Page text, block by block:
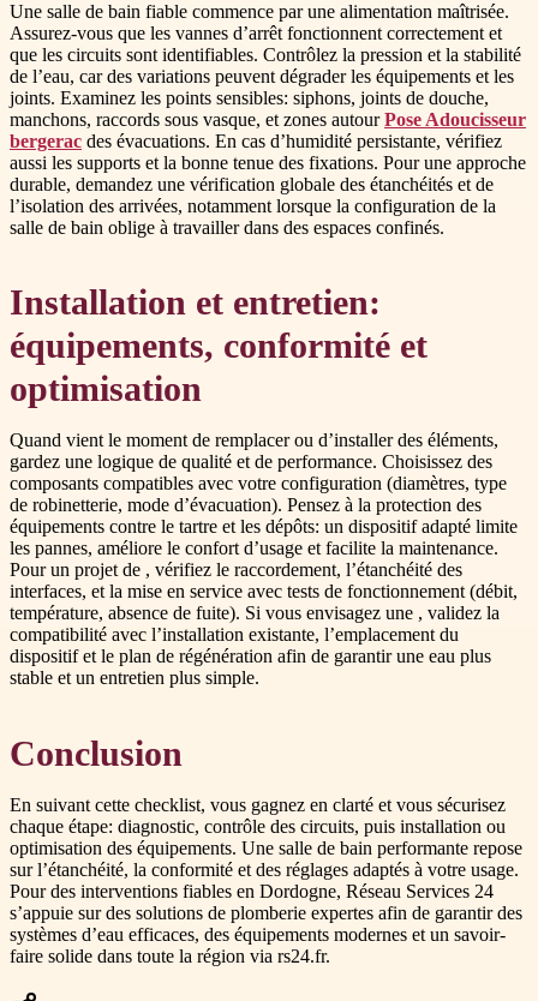
Une salle de bain fiable commence par une alimentation maîtrisée.
Assurez-vous que les vannes d’arrêt fonctionnent correctement et
que les circuits sont identifiables. Contrôlez la pression et la stabilité
de l’eau, car des variations peuvent dégrader les équipements et les
joints. Examinez les points sensibles: siphons, joints de douche,
manchons, raccords sous vasque, et zones autourPose Adoucisseur
bergerac des évacuations. En cas d’humidité persistante, vérifiez
aussi les supports et la bonne tenue des fixations. Pour une approche
durable, demandez une vérification globale des étanchéités et de
l’isolation des arrivées, notamment lorsque la configuration de la
salle de bain oblige à travailler dans des espaces confinés.
Installation et entretien:
équipements, conformité et
optimisation
Quand vient le moment de remplacer ou d’installer des éléments,
gardez une logique de qualité et de performance. Choisissez des
composants compatibles avec votre configuration (diamètres, type
de robinetterie, mode d’évacuation). Pensez à la protection des
équipements contre le tartre et les dépôts: un dispositif adapté limite
les pannes, améliore le confort d’usage et facilite la maintenance.
Pour un projet de , vérifiez le raccordement, l’étanchéité des
interfaces, et la mise en service avec tests de fonctionnement (débit,
température, absence de fuite). Si vous envisagez une , validez la
compatibilité avec l’installation existante, l’emplacement du
dispositif et le plan de régénération afin de garantir une eau plus
stable et un entretien plus simple.
Conclusion
En suivant cette checklist, vous gagnez en clarté et vous sécurisez
chaque étape: diagnostic, contrôle des circuits, puis installation ou
optimisation des équipements. Une salle de bain performante repose
sur l’étanchéité, la conformité et des réglages adaptés à votre usage.
Pour des interventions fiables en Dordogne, Réseau Services 24
s’appuie sur des solutions de plomberie expertes afin de garantir des
systèmes d’eau efficaces, des équipements modernes et un savoir-
faire solide dans toute la région via rs24.fr.